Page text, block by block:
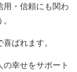
用・信頼にも関わ
ばれます。
幸せをサポート